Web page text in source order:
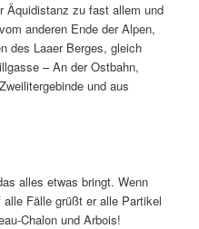
Äquidistanz zu fast allem und
anderen Ende der Alpen,
des Laaer Berges, gleich
– An der Ostbahn,
und aus
alles etwas bringt. Wenn
Fälle grüßt er alle Partikel
Chalon und Arbois!